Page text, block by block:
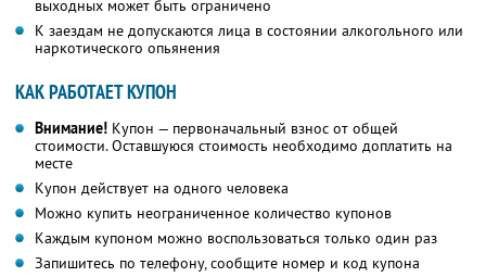
выходных может быть ограничено
К заездам не допускаются лица в состоянии алкогольного или
наркотического опьянения
КАК РАБОТАЕТ КУПОН
Внимание! Купон — первоначальный взнос от общей
стоимости. Оставшуюся стоимость необходимо доплатить на
месте
Купон действует на одного человека
Можно купить неограниченное количество купонов
Каждым купоном можно воспользоваться только один раз
Запишитесь по телефону, сообщите номер и код купона